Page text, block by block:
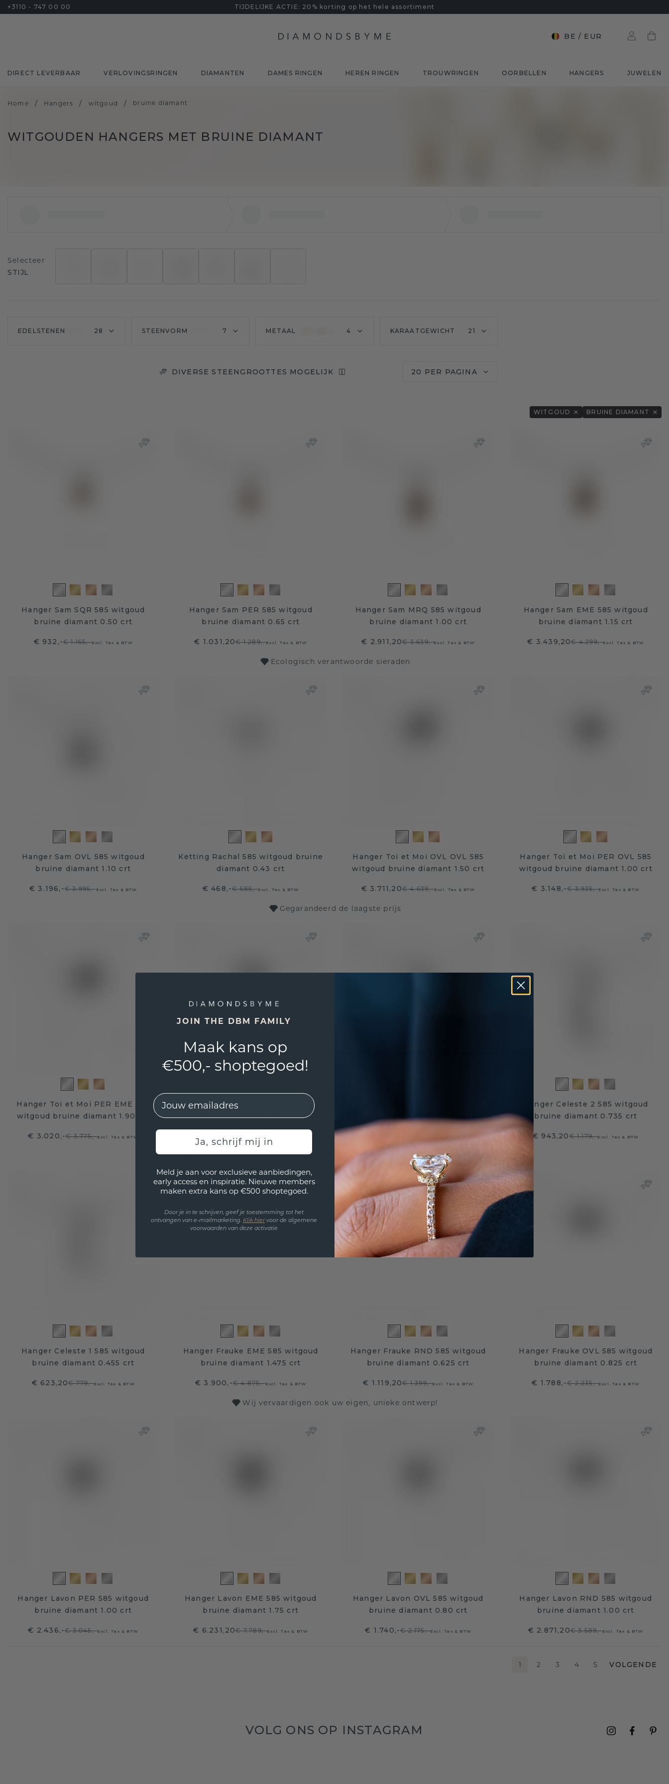
+3110 - 747 00 00 TIJDELIJKE ACTIE: 20% korting op het hele assortiment
BE / EUR
DIRECT LEVERBAAR VERLOVINGSRINGEN DIAMANTEN DAMES RINGEN HEREN RINGEN TROUWRINGEN OORBELLEN HANGERS JUWELEN
Home / Hangers / witgoud / bruine diamant
WITGOUDEN HANGERS MET BRUINE DIAMANT
Selecteer
STIJL
EDELSTENEN 28 STEENVORM 7 METAAL 4 KARAATGEWICHT 21
DIVERSE STEENGROOTTES MOGELIJK 20 PER PAGINA
WITGOUD BRUINE DIAMANT
Hanger Sam SQR 585 witgoud
bruine diamant 0.50 crt
€ 932,-€ 1.165,-Excl. Tax & BTW
Hanger Sam PER 585 witgoud
bruine diamant 0.65 crt
€ 1.031,20€ 1.289,-Excl. Tax & BTW
Hanger Sam MRQ 585 witgoud
bruine diamant 1.00 crt
€ 2.911,20€ 3.639,-Excl. Tax & BTW
Hanger Sam EME 585 witgoud
bruine diamant 1.15 crt
€ 3.439,20€ 4.299,-Excl. Tax & BTW
Ecologisch verantwoorde sieraden
Hanger Sam OVL 585 witgoud
bruine diamant 1.10 crt
€ 3.196,-€ 3.995,-Excl. Tax & BTW
Ketting Rachal 585 witgoud bruine
diamant 0.43 crt
€ 468,-€ 585,-Excl. Tax & BTW
Hanger Toi et Moi OVL OVL 585
witgoud bruine diamant 1.50 crt
€ 3.711,20€ 4.639,-Excl. Tax & BTW
Hanger Toi et Moi PER OVL 585
witgoud bruine diamant 1.00 crt
€ 3.148,-€ 3.935,-Excl. Tax & BTW
Gegarandeerd de laagste prijs
Hanger Toi et Moi PER EME 585
witgoud bruine diamant 1.90 crt
€ 3.020,-€ 3.775,-Excl. Tax & BTW
Hanger Toi et Moi PER PER 585
witgoud bruine diamant 1.65 crt
bruine diamant 1.01 crt
Hanger Celeste 2 585 witgoud
bruine diamant 0.735 crt
€ 943,20€ 1.179,-Excl. Tax & BTW
Ontdek ons brede scala aan kettingen of ontwerp zelf de juiste hanger!
Hanger Celeste 1 585 witgoud
bruine diamant 0.455 crt
€ 623,20€ 779,-Excl. Tax & BTW
Hanger Frauke EME 585 witgoud
bruine diamant 1.475 crt
€ 3.900,-€ 4.875,-Excl. Tax & BTW
Hanger Frauke RND 585 witgoud
bruine diamant 0.625 crt
€ 1.119,20€ 1.399,-Excl. Tax & BTW
Hanger Frauke OVL 585 witgoud
bruine diamant 0.825 crt
€ 1.788,-€ 2.235,-Excl. Tax & BTW
Wij vervaardigen ook uw eigen, unieke ontwerp!
Hanger Lavon PER 585 witgoud
bruine diamant 1.00 crt
€ 2.436,-€ 3.045,-Excl. Tax & BTW
Hanger Lavon EME 585 witgoud
bruine diamant 1.75 crt
€ 6.231,20€ 7.789,-Excl. Tax & BTW
Hanger Lavon OVL 585 witgoud
bruine diamant 0.80 crt
€ 1.740,-€ 2.175,-Excl. Tax & BTW
Hanger Lavon RND 585 witgoud
bruine diamant 1.00 crt
€ 2.871,20€ 3.589,-Excl. Tax & BTW
1 2 3 4 5 VOLGENDE
VOLG ONS OP INSTAGRAM
JOIN THE DBM FAMILY
Maak kans op
€500,- shoptegoed!
EMail
Ja, schrijf mij in
Meld je aan voor exclusieve aanbiedingen,
early access en inspiratie. Nieuwe members
maken extra kans op €500 shoptegoed.
Door je in te schrijven, geef je toestemming tot het
ontvangen van e-mailmarketing. Klik hiervoor de algemene
voorwaarden van deze activatie